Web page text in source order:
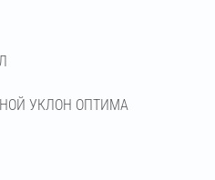
УКЛОН ОПТИМА